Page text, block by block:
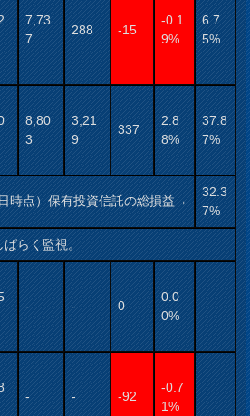
7,73
7
288 -15
-0.1
9%
6.7
5%
8,80
3
3,21
9
337
2.8
8%
37.8
7%
時点）保有投資信託の総損益→
32.3
7%
らく監視。
- - 0
0.0
0%
- - -92
-0.7
1%